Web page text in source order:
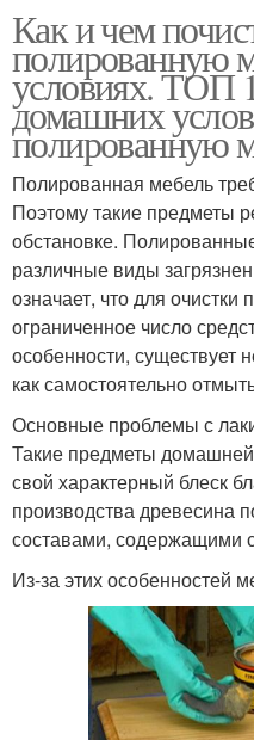
Как и чем
полированную
условиях. ТОП
домашних
полированную
Полированная мебель
Поэтому такие предметы
обстановке.
различные виды
означает, что для
ограниченное число
особенности, существует
как самостоятельно
Основные проблемы с
Такие предметы
свой характерный блеск
производства древесина
составами, содержащими
Из-за этих особенностей